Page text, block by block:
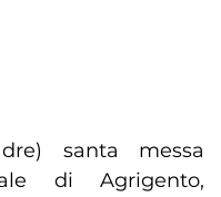
santa messa
di Agrigento,